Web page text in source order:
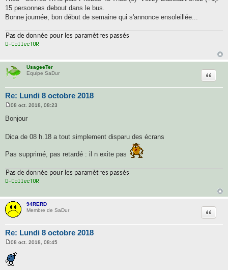
15 personnes debout dans le bus.
Bonne journée, bon début de semaine qui s'annonce ensoleillée...
UsageeTer
Equipe SaDur
Re: Lundi 8 octobre 2018
s
g
08 oct. 2018, 08:23
Bonjour
Dica de 08 h.18 a tout simplement disparu des écrans
Pas supprimé, pas retardé : il n exite pas
94RERD
Membre de SaDur
Re: Lundi 8 octobre 2018
e
s
s
08 oct. 2018, 08:45